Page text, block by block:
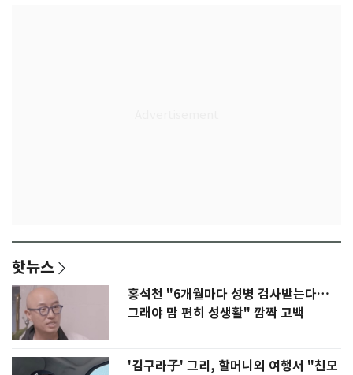
핫뉴스
홍석천 "6개월마다 성병 검사받는다…
그래야 맘 편히 성생활" 깜짝 고백
'김구라子' 그리, 할머니외 여행서 "친모